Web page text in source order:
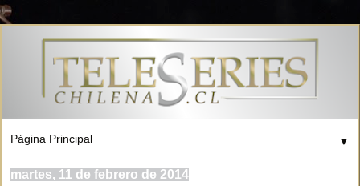
▼
martes, 11 de febrero de 2014